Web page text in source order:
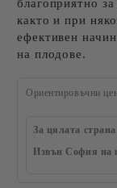
благоприятно
както и при
ефективен
на плодове.
Ориентировъчни
За цялата
Извън София на